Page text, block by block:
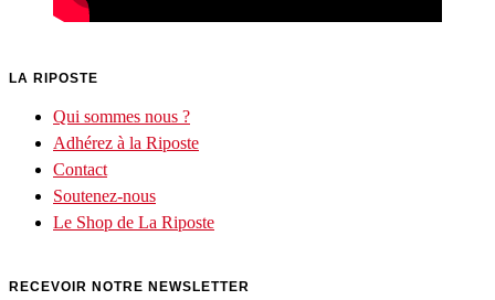
LA RIPOSTE
Qui sommes nous ?
Adhérez à la Riposte
Contact
Soutenez-nous
Le Shop de La Riposte
RECEVOIR NOTRE NEWSLETTER